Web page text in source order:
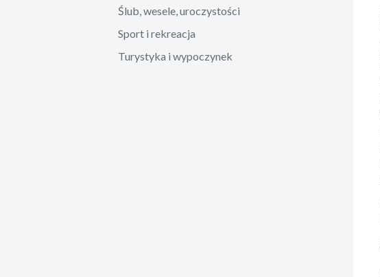
Ślub, wesele, uroczystości
Sport i rekreacja
Turystyka i wypoczynek